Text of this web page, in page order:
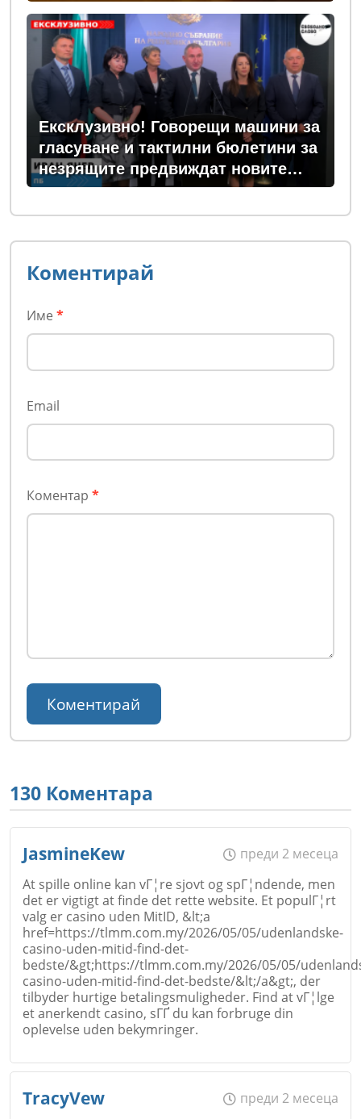
Ексклузивно! Говорещи машини за
гласуване и тактилни бюлетини за
незрящите предвиждат новите
изборни правила! (ВИДЕО)
Коментирай
Име *
Email
Коментар *
130 Коментара
JasmineKew
преди 2 месеца
At spille online kan vГ¦re sjovt og spГ¦ndende, men
det er vigtigt at finde det rette website. Et populГ¦rt
valg er casino uden MitID, &lt;a
href=https://tlmm.com.my/2026/05/05/udenlandske-
casino-uden-mitid-find-det-
bedste/&gt;https://tlmm.com.my/2026/05/05/
casino-uden-mitid-find-det-bedste/&lt;/a&gt;, der
tilbyder hurtige betalingsmuligheder. Find at vГ¦lge
et anerkendt casino, sГҐ du kan forbruge din
oplevelse uden bekymringer.
TracyVew
преди 2 месеца